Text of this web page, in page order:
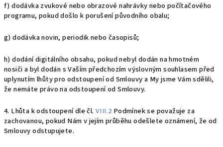
f) dodávka zvukové nebo obrazové nahrávky nebo počítačového
programu, pokud došlo k porušení původního obalu;
g) dodávka novin, periodik nebo časopisů;
h) dodání digitálního obsahu, pokud nebyl dodán na hmotném
nosiči a byl dodán s Vaším předchozím výslovným souhlasem před
uplynutím lhůty pro odstoupení od Smlouvy a My jsme Vám sdělili,
že nemáte právo na odstoupení od Smlouvy.
4. Lhůta k odstoupení dle čl. VIII.2 Podmínek se považuje za
zachovanou, pokud Nám v jejím průběhu odešlete oznámení, že od
Smlouvy odstupujete.